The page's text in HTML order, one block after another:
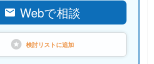
Webで相談
検討リストに追加